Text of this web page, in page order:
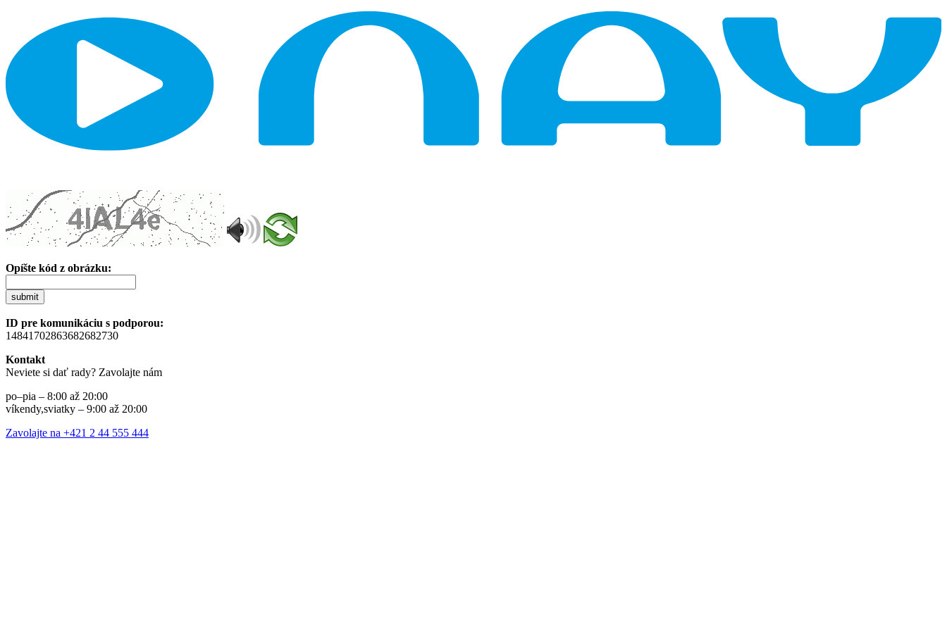
Opíšte kód z obrázku:
submit
ID pre komunikáciu s podporou:
14841702863682682730
Kontakt
Neviete si dať rady? Zavolajte nám
po–pia – 8:00 až 20:00
víkendy,sviatky – 9:00 až 20:00
Zavolajte na +421 2 44 555 444